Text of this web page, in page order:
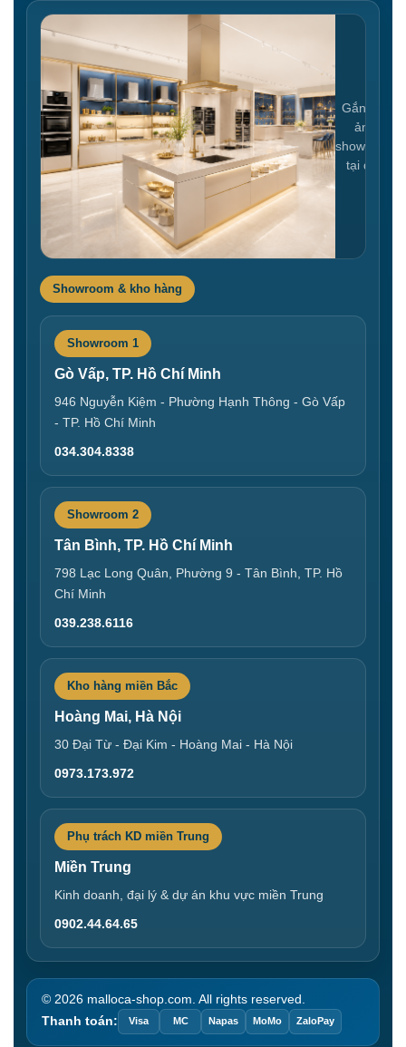
Gắn link
ảnh
showroom
tại đây
Showroom & kho hàng
Showroom 1
Gò Vấp, TP. Hồ Chí Minh
946 Nguyễn Kiệm - Phường Hạnh Thông - Gò Vấp
- TP. Hồ Chí Minh
034.304.8338
Showroom 2
Tân Bình, TP. Hồ Chí Minh
798 Lạc Long Quân, Phường 9 - Tân Bình, TP. Hồ
Chí Minh
039.238.6116
Kho hàng miền Bắc
Hoàng Mai, Hà Nội
30 Đại Từ - Đại Kim - Hoàng Mai - Hà Nội
0973.173.972
Phụ trách KD miền Trung
Miền Trung
Kinh doanh, đại lý & dự án khu vực miền Trung
0902.44.64.65
© 2026 malloca-shop.com. All rights reserved.
Thanh toán:
Visa MC Napas MoMo ZaloPay